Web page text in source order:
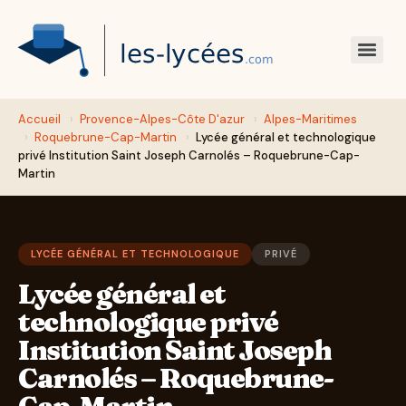
Accueil › Provence-Alpes-Côte D'azur › Alpes-Maritimes
› Roquebrune-Cap-Martin › Lycée général et technologique
privé Institution Saint Joseph Carnolés – Roquebrune-Cap-
Martin
LYCÉE GÉNÉRAL ET TECHNOLOGIQUE PRIVÉ
Lycée général et
technologique privé
Institution Saint Joseph
Carnolés – Roquebrune-